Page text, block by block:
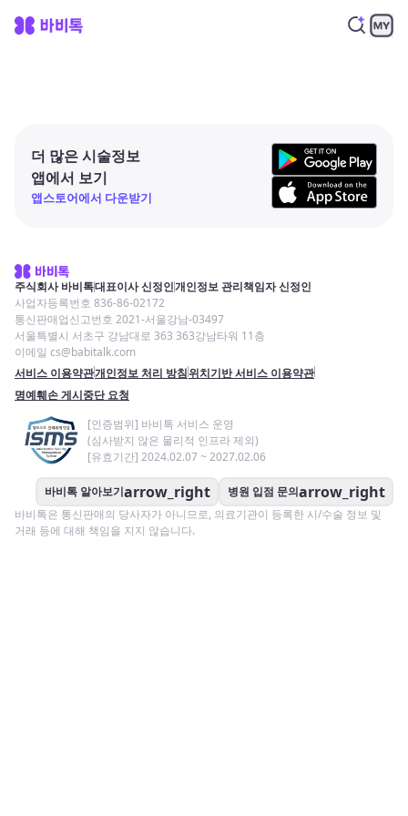
더 많은 시술정보
앱에서 보기
앱스토어에서 다운받기
주식회사 바비톡대표이사 신정인개인정보 관리책임자 신정인
사업자등록번호 836-86-02172
통신판매업신고번호 2021-서울강남-03497
서울특별시 서초구 강남대로 363 363강남타워 11층
이메일 cs@babitalk.com
서비스 이용약관개인정보 처리 방침위치기반 서비스 이용약관
명예훼손 게시중단 요청
[인증범위] 바비톡 서비스 운영
(심사받지 않은 물리적 인프라 제외)
[유효기간] 2024.02.07 ~ 2027.02.06
바비톡 알아보기arrow_right 병원 입점 문의arrow_right
바비톡은 통신판매의 당사자가 아니므로, 의료기관이 등록한 시/수술 정보 및
거래 등에 대해 책임을 지지 않습니다.